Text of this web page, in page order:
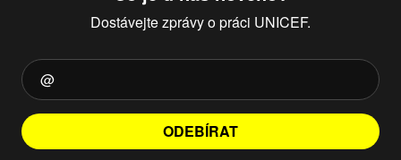
Dostávejte zprávy o práci UNICEF.
ODEBÍRAT